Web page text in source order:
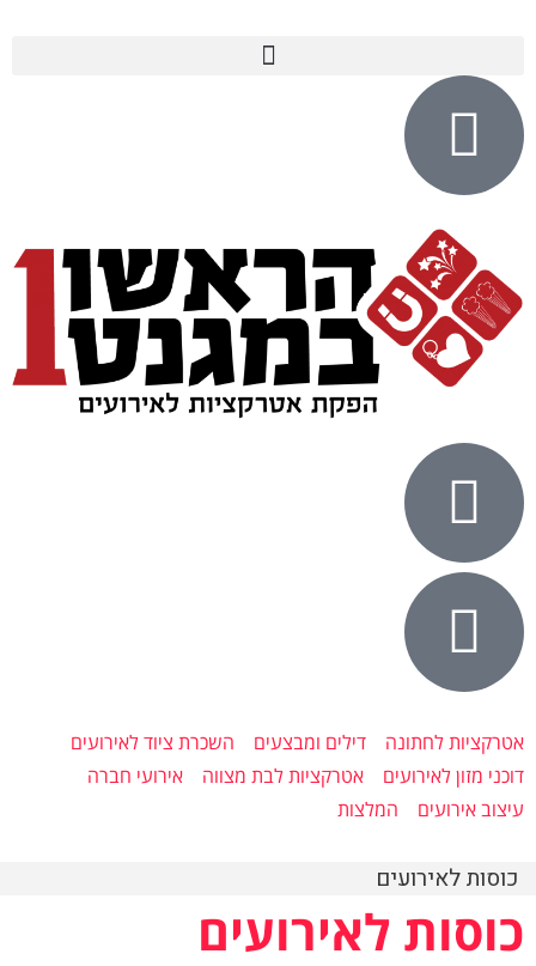
אטרקציות לחתונה דילים ומבצעים
השכרת ציוד לאירועים
דוכני מזון לאירועים
אטרקציות לבת מצווה
אירועי חברה
עיצוב אירועים
המלצות
כוסות לאירועים
כוסות לאירועים